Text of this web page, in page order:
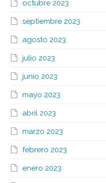
octubre 2023
septiembre 2023
agosto 2023
julio 2023
junio 2023
mayo 2023
abril 2023
marzo 2023
febrero 2023
enero 2023